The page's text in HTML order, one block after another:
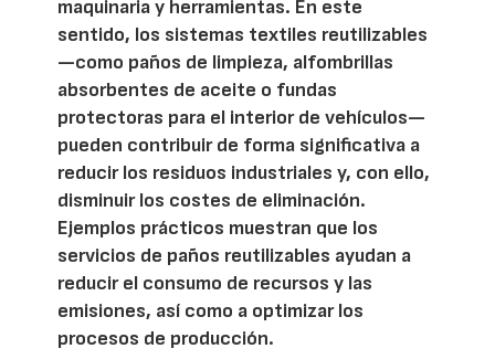
maquinaria y herramientas. En este
sentido, los sistemas textiles reutilizables
—como paños de limpieza, alfombrillas
absorbentes de aceite o fundas
protectoras para el interior de vehículos—
pueden contribuir de forma significativa a
reducir los residuos industriales y, con ello,
disminuir los costes de eliminación.
Ejemplos prácticos muestran que los
servicios de paños reutilizables ayudan a
reducir el consumo de recursos y las
emisiones, así como a optimizar los
procesos de producción.